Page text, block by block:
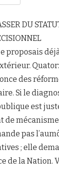
DU
proposais
des
Si le
est
de
pas
; elle
de la Nation.